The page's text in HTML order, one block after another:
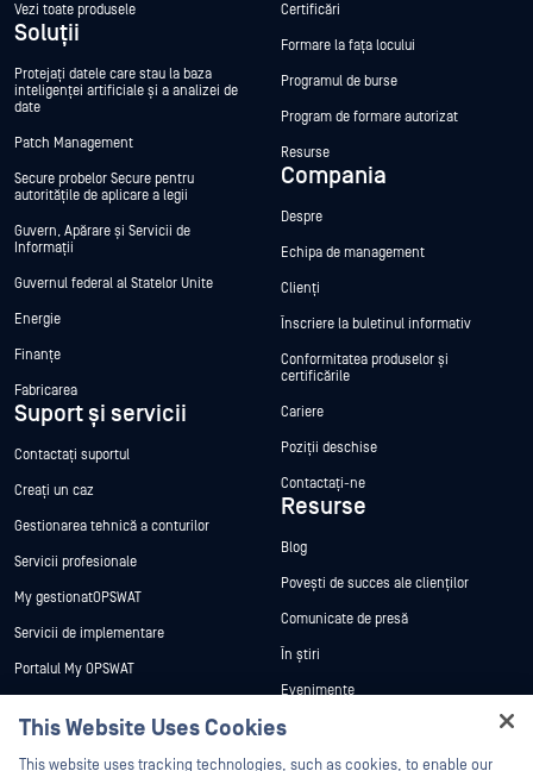
Vezi toate produsele
Soluții
Protejați datele care stau la baza
inteligenței artificiale și a analizei de
date
Patch Management
Secure probelor Secure pentru
autoritățile de aplicare a legii
Guvern, Apărare și Servicii de
Informații
Guvernul federal al Statelor Unite
Energie
Finanțe
Fabricarea
Suport și servicii
Contactați suportul
Creați un caz
Gestionarea tehnică a conturilor
Servicii profesionale
My gestionatOPSWAT
Servicii de implementare
Portalul My OPSWAT
Formare
Certificări
Formare la fața locului
Programul de burse
Program de formare autorizat
Resurse
Compania
Despre
Echipa de management
Clienți
Înscriere la buletinul informativ
Conformitatea produselor și
certificările
Cariere
Poziții deschise
Contactați-ne
Resurse
Blog
Povești de succes ale clienților
Comunicate de presă
În știri
Evenimente
Webinare
Fișe de date
This Website Uses Cookies
This website uses tracking technologies, such as cookies, to enable our
Hey there!